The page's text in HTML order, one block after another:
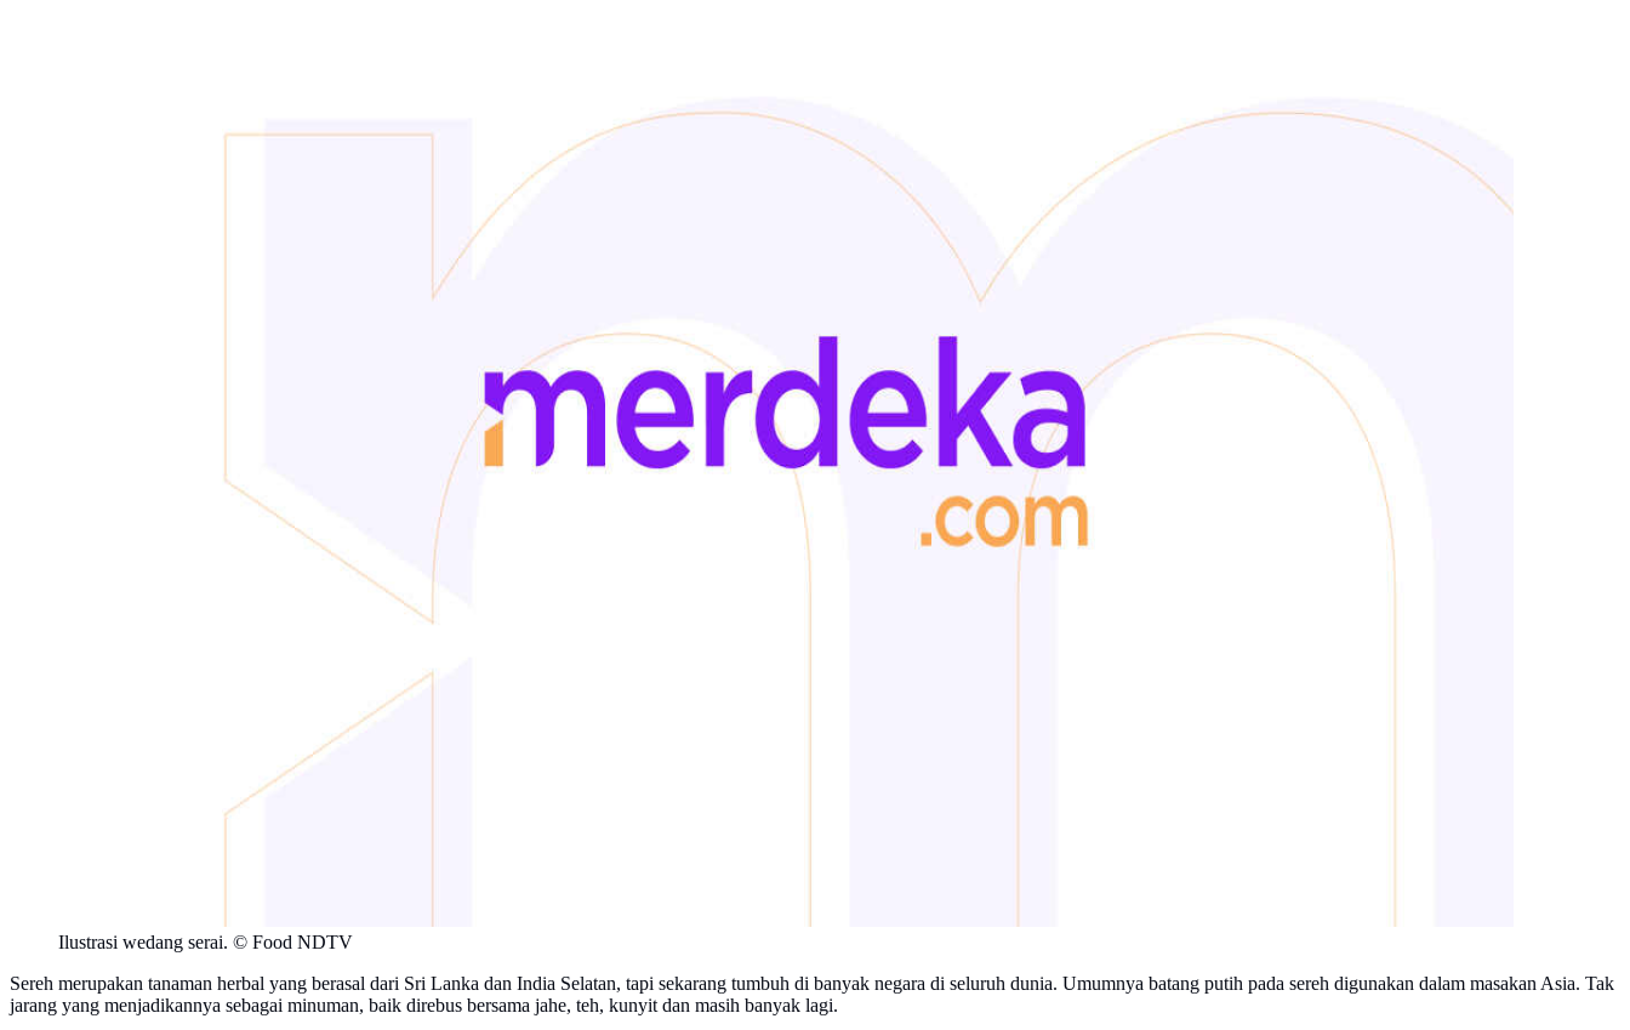
Ilustrasi wedang serai. © Food NDTV
Sereh merupakan tanaman herbal yang berasal dari Sri Lanka dan India Selatan, tapi sekarang tumbuh di banyak negara di seluruh dunia. Umumnya batang putih pada sereh digunakan dalam masakan Asia. Tak
jarang yang menjadikannya sebagai minuman, baik direbus bersama jahe, teh, kunyit dan masih banyak lagi.